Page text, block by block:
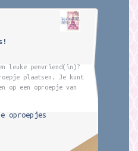
leuke penvriend(in)?
plaatsen. Je kunt
op een oproepje van
oproepjes